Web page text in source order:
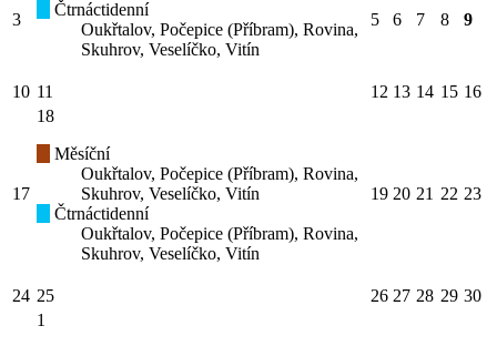
3
Čtrnáctidenní
Oukřtalov, Počepice (Příbram), Rovina,
Skuhrov, Veselíčko, Vitín
5 6 7 8 9
10 11 12 13 14 15 16
17
18
Měsíční
Oukřtalov, Počepice (Příbram), Rovina,
Skuhrov, Veselíčko, Vitín
Čtrnáctidenní
Oukřtalov, Počepice (Příbram), Rovina,
Skuhrov, Veselíčko, Vitín
19 20 21 22 23
24 25 26 27 28 29 30
1